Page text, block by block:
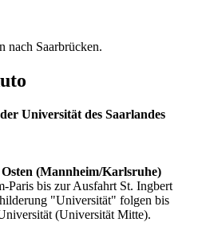
nach Saarbrücken.
Universität des Saarlandes
en (Mannheim/Karlsruhe)
Paris bis zur Ausfahrt St. Ingbert
"Universität" folgen bis
(Universität Mitte).